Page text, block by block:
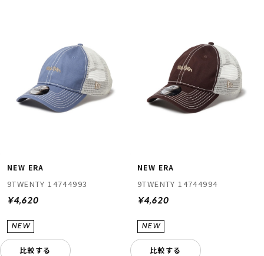
NEW ERA
9TWENTY 14744993
¥4,620
比較する
NEW ERA
9TWENTY 14744994
¥4,620
比較する